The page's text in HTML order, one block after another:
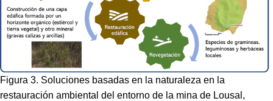
Figura 3. Soluciones basadas en la naturaleza en la
restauración ambiental del entorno de la mina de Lousal,